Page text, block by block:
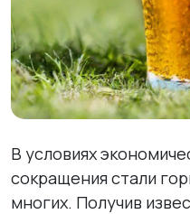
В условиях
сокращения стали
многих. Получив